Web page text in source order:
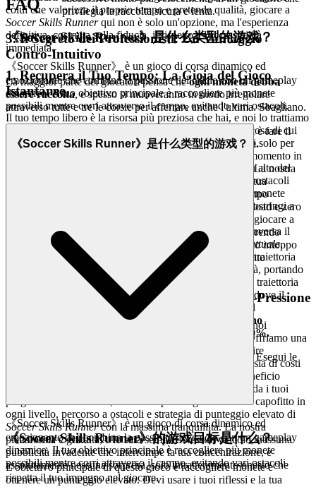
privilegia la raccolta sicura e lenta.
3. Il Segreto dei Professionisti: Un Vantaggio
Contro-Intuitivo
La maggior parte dei giocatori pensa cheogni moneta debba
essere raccolta, e spesso si muoveranno in modo irregolare
attraverso tutte e tre le corsie per afferrare anche l'ultima. Sbagliano.
Il vero segreto per superare la barriera dei 500.000 punti è fare il
contrario:Tratta le Monete Non Raccolte come Esche.
Ecco perché funziona: Le sequenze con il punteggio più alto del
gioco non sono casuali; sono schemi specifici e densi di ostacoli
progettati per punire il movimento caotico. Trattando le monete
sparse e singole in una corsia lontana come "esche", ti costringi a
esclusivamente sul
flusso principale di monete
che attraversa il
percorso di minor resistenza
rispetto alla tua posizione attuale.
Tessere per una singola moneta spesso sconvolge la tua traiettoria
per le successive tre formazioni di ostacoli ad alta densità, portando
a un errore fatale. Ignorando le esche e mantenendo una traiettoria
predittiva, sopravvivi più a lungo a velocità più elevate, dove il
valore della moneta è implicitamente più alto a causa del
Sopravvivenza e velocità sono
moltiplicatori migliori della raccolta di monete al 100%.
Allaccia le scarpe. Il campo aspetta la tua corsa perfetta. Esegui le
colui che valorizza il proprio tempo e pretende qualità, giocare a
Soccer Skills Runnerqui non è solo un'opzione, ma l'esperienza
definitiva, costruita sulla fiducia, il rispetto e l'accessibilità
immediata.
1. Recupera il Tuo Tempo: La Gioia del Gioco
Istantaneo
Il tuo tempo libero è la risorsa più preziosa che hai, e noi lo trattiamo
con riverenza. La vita moderna corre veloce, e l'ultima cosa di cui
hai bisogno è un processo di installazione di dieci minuti solo per
giocare una partita di cinque minuti. Crediamo che nel momento in
cui l'ispirazione colpisce, il divertimento debba iniziare. La nostra
tecnologia è progettata per eliminare ogni barriera tra la tua
intenzione e il tuo intrattenimento. Rispettiamo il tuo tempo
rendendo ogni gioco istantaneo, richiedendo zero download e zero
installazione. Questa è la nostra promessa: quando vuoi giocare a
Soccer Skills Runner
, sei nel gioco in pochi secondi, correndo
attraverso il lussureggiante campo verde senza un singolo intoppo
tecnico. Nessun attrito, solo puro, immediato, divertimento
2. Divertimento Onesto: La Promessa Zero-Pressione
La fiducia è il fondamento di ogni grande esperienza, e noi
costruiamo la nostra attraverso la trasparenza radicale. Offriamo una
vera casa per i giochi H5, dove l'ospitalità significa fornire
un'esperienza completa e senza compromessi, senza l'ansia di costi
nascosti o schemi di monetizzazione manipolativi. Il beneficio
emotivo è pura, libera gioia: sai che l'unica cosa che guida i tuoi
progressi è la tua abilità, non il tuo portafoglio. Tuffati a capofitto in
ogni livello, percorso a ostacoli e strategia di punteggio elevato di
Soccer Skills Runnercon la massima tranquillità. La nostra
piattaforma è gratuita, e lo sarà sempre. Nessun vincolo, nessuna
pubblicità invadente che interrompe la tua concentrazione, e
assolutamente nessuna sorpresa, solo intrattenimento onesto che
rispetta il tuo impegno nel giocare.
FAQ
《Soccer Skills Runner》是什么类型的游戏？
《Soccer Skills Runner》 è un gioco di corsa dinamico ed
emozionante che combina la passione del calcio con un gameplay
dinamico. Il tuo obiettivo principale è raccogliere più monete
possibili mentre corri attraverso il campo, evitando vari ostacoli.
《Soccer Skills Runner》是什么类型的游戏？
《Soccer Skills Runner》 è un gioco di corsa dinamico ed
emozionante che combina la passione del calcio con un gameplay
dinamico. Il tuo obiettivo principale è raccogliere più monete
possibili mentre corri attraverso il campo, evitando vari ostacoli.
《Soccer Skills Runner》的游戏目标是什么？
L'obiettivo principale di questo gioco è raccogliere monete e
ottenere un punteggio elevato. Devi usare i tuoi riflessi e la tua